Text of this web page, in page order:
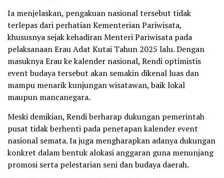
Ia menjelaskan, pengakuan nasional tersebut tidak
terlepas dari perhatian Kementerian Pariwisata,
khususnya sejak kehadiran Menteri Pariwisata pada
pelaksanaan Erau Adat Kutai Tahun 2025 lalu. Dengan
masuknya Erau ke kalender nasional, Rendi optimistis
event budaya tersebut akan semakin dikenal luas dan
mampu menarik kunjungan wisatawan, baik lokal
maupun mancanegara.
Meski demikian, Rendi berharap dukungan pemerintah
pusat tidak berhenti pada penetapan kalender event
nasional semata. Ia juga mengharapkan adanya dukungan
konkret dalam bentuk alokasi anggaran guna menunjang
promosi serta pelestarian seni dan budaya daerah.